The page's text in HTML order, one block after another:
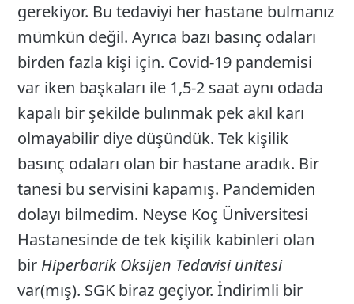
gerekiyor. Bu tedaviyi her hastane bulmanız
mümkün değil. Ayrıca bazı basınç odaları
birden fazla kişi için. Covid-19 pandemisi
var iken başkaları ile 1,5-2 saat aynı odada
kapalı bir şekilde bulınmak pek akıl karı
olmayabilir diye düşündük. Tek kişilik
basınç odaları olan bir hastane aradık. Bir
tanesi bu servisini kapamış. Pandemiden
dolayı bilmedim. Neyse Koç Üniversitesi
Hastanesinde de tek kişilik kabinleri olan
bir Hiperbarik Oksijen Tedavisi ünitesi
var(mış). SGK biraz geçiyor. İndirimli bir